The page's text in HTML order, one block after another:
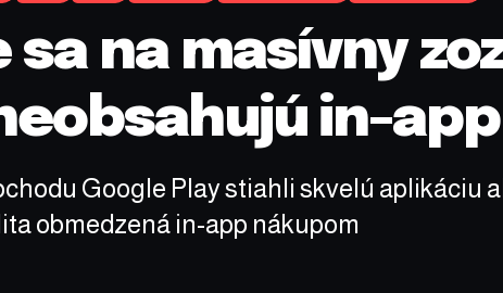
sa na masívny
in-
Google Play stiahli skvelú aplikáciu
obmedzená in-app nákupom